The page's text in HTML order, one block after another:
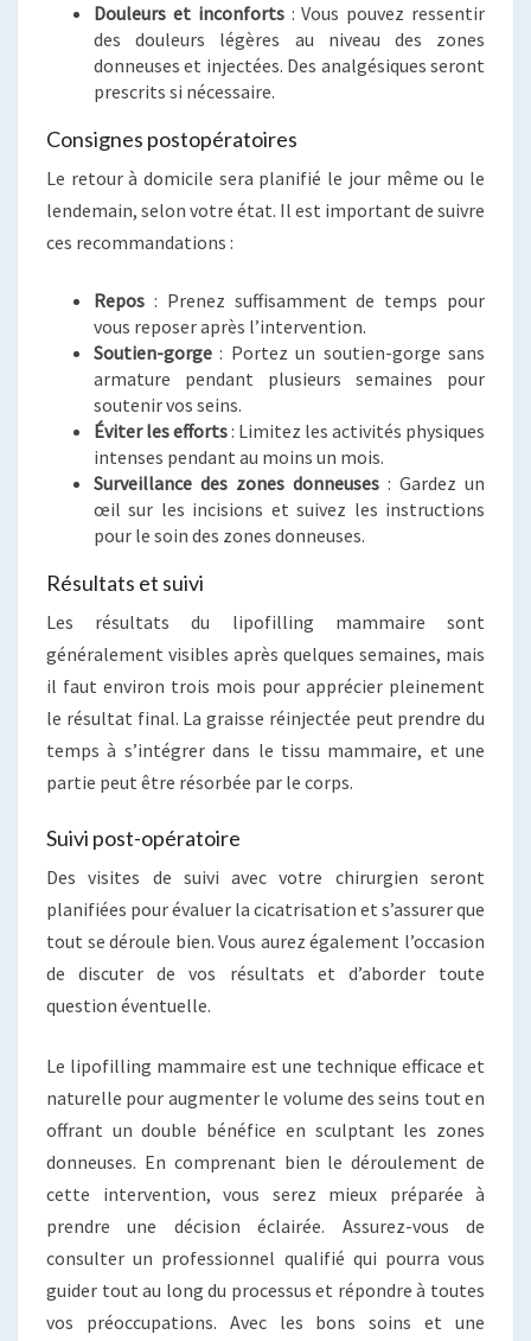
Douleurs et inconforts: Vous pouvez ressentir
des douleurs légères au niveau des zones
donneuses et injectées. Des analgésiques seront
prescrits si nécessaire.
Consignes postopératoires
Le retour à domicile sera planifié le jour même ou le
lendemain, selon votre état. Il est important de suivre
ces recommandations :
Repos : Prenez suffisamment de temps pour
vous reposer après l’intervention.
Soutien-gorge : Portez un soutien-gorge sans
armature pendant plusieurs semaines pour
soutenir vos seins.
Éviter les efforts: Limitez les activités physiques
intenses pendant au moins un mois.
Surveillance des zones donneuses : Gardez un
œil sur les incisions et suivez les instructions
pour le soin des zones donneuses.
Résultats et suivi
Les résultats du lipofilling mammaire sont
généralement visibles après quelques semaines, mais
il faut environ trois mois pour apprécier pleinement
le résultat final. La graisse réinjectée peut prendre du
temps à s’intégrer dans le tissu mammaire, et une
partie peut être résorbée par le corps.
Suivi post-opératoire
Des visites de suivi avec votre chirurgien seront
planifiées pour évaluer la cicatrisation et s’assurer que
tout se déroule bien. Vous aurez également l’occasion
de discuter de vos résultats et d’aborder toute
question éventuelle.
Le lipofilling mammaire est une technique efficace et
naturelle pour augmenter le volume des seins tout en
offrant un double bénéfice en sculptant les zones
donneuses. En comprenant bien le déroulement de
cette intervention, vous serez mieux préparée à
prendre une décision éclairée. Assurez-vous de
consulter un professionnel qualifié qui pourra vous
guider tout au long du processus et répondre à toutes
vos préoccupations. Avec les bons soins et une